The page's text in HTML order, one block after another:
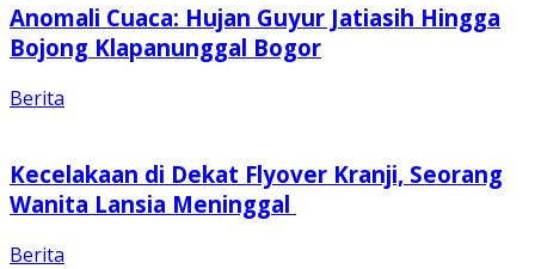
Anomali Cuaca: Hujan Guyur Jatiasih Hingga
Bojong Klapanunggal Bogor
Berita
Kecelakaan di Dekat Flyover Kranji, Seorang
Wanita Lansia Meninggal
Berita